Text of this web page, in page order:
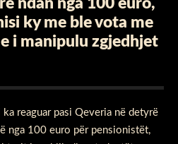
ky me ble vota me
i manipulu zgjedhjet
reaguar pasi Qeveria në detyrë
nga 100 euro për pensionistët,